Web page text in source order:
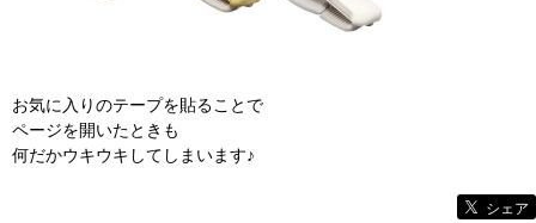
お気に入りのテープを貼ることで
ページを開いたときも
何だかウキウキしてしまいます♪
シェア